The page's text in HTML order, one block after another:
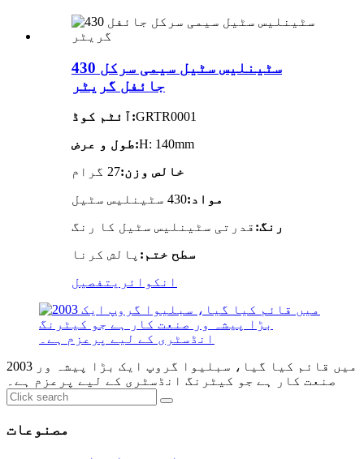
430 سٹینلیس سٹیل سیمی سرکل
جائفل گریٹر
آئٹم کوڈ:GRTR0001
طول و عرض:H: 140mm
خالص وزن:27 گرام
مواد:430 سٹینلیس سٹیل
رنگ: قدرتی سٹینلیس سٹیل کا رنگ
سطح ختم: پالش کرنا
انکوائری تفصیل
2003 میں قائم کیا گیا، سبلیوا گروپ ایک بڑا پیشہ ور
صنعت کار ہے جو کیٹرنگ انڈسٹری کے لیے پرعزم ہے۔
مصنوعات